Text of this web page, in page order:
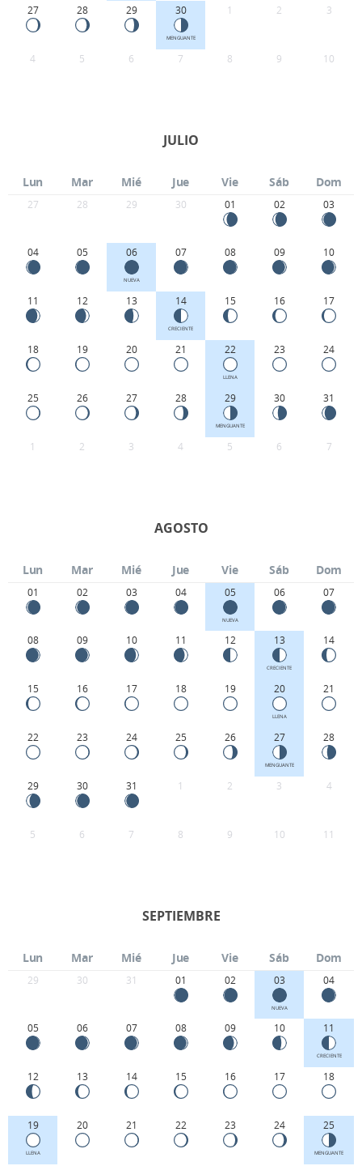
27 28 29 30
MENGUANTE
1 2 3
4 5 6 7 8 9 10
JULIO
Lun Mar Mié Jue Vie Sáb Dom
27 28 29 30 01 02 03
04 05 06
NUEVA
07 08 09 10
11 12 13 14
CRECIENTE
15 16 17
18 19 20 21 22
LLENA
23 24
25 26 27 28 29
MENGUANTE
30 31
1 2 3 4 5 6 7
AGOSTO
Lun Mar Mié Jue Vie Sáb Dom
01 02 03 04 05
NUEVA
06 07
08 09 10 11 12 13
CRECIENTE
14
15 16 17 18 19 20
LLENA
21
22 23 24 25 26 27
MENGUANTE
28
29 30 31 1 2 3 4
5 6 7 8 9 10 11
SEPTIEMBRE
Lun Mar Mié Jue Vie Sáb Dom
29 30 31 01 02 03
NUEVA
04
05 06 07 08 09 10 11
CRECIENTE
12 13 14 15 16 17 18
19
LLENA
20 21 22 23 24 25
MENGUANTE